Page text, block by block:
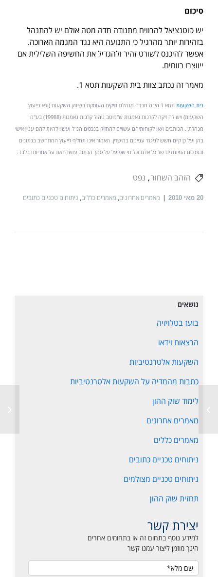
סיכום
יש פוטנציאל להרוויח מתנודה חדה מטה אולם יש להתנהל
בזהירות יותר מהרגיל כי התנועה היא נגד המגמה הארוכה.
אפשר להיכנס לשורט זהיר ולהגדיל את החשיפה השלילית אם
ייווצרו רווחים.
מאמר זה נכתב צוות בית השקעות תטא 1.
בית השקעות
תטא 1 הינה חברה מנהלת תיקים העוסקת בשיווק השקעות (ולא בייעוץ
השקעות) ויש לה זיקה לקרנות נאמנות ש"מיטב ניהול קרנות נאמנות (19988) בע"מ
מנהלת". הכותבים ו/או לקוחותיהם עשויים להחזיק בנכסים הנ"ל ועשוי להיות להם עניין אישי
בהן ועל כן קיים חשש לניגוד עניינים במישרין. האמור אינו תחליף לייעוץ המתחשב בנתונים
ובצרכים המיוחדים של כל אדם וכל מי שפועל על סמך הכתוב עושה זאת על אחריותו בלבד.
הזהב השחור נפט
20 מאי 2010 מאמרים אחרונים, מאמרים כללים, ניתוחים טכניים כתובים
נושאים
בועז בטלויזיה
הרצאות וידאו
השקעות אלטרנטיביות
כתבות מהמדיה על השקעות אלטרנטיביות
לימוד שוק ההון
מאמרים אחרונים
מאמרים כללים
ניתוחים טכניים כתובים
ניתוחים טכניים מצולמים
תחזית שוק ההון
יצירת קשר
למידע נוסף בתחום זה או בתחומים אחרים
הינך מוזמן ליצור עמנו קשר